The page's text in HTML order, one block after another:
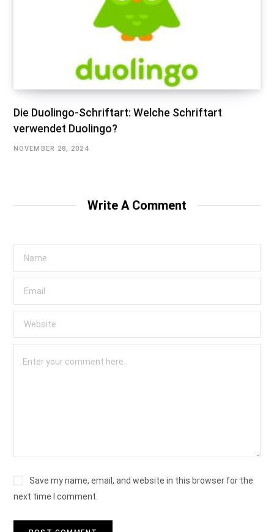
Die Duolingo-Schriftart: Welche Schriftart
verwendet Duolingo?
NOVEMBER 28, 2024
Write A Comment
Save my name, email, and website in this browser for the
next time I comment.